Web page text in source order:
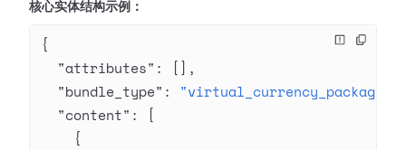
核心实体结构示例：
{
  "attributes"
: [],
  "bundle_type"
: "virtual_currency_package"
  "content"
: [
    {